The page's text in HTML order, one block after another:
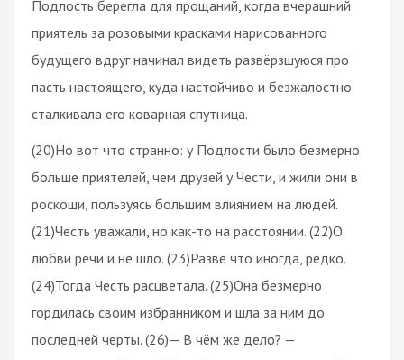
Подлость берегла для прощаний, когда вчерашний
приятель за розовыми красками нарисованного
будущего вдруг начинал видеть развёрзшуюся про
пасть настоящего, куда настойчиво и безжалостно
сталкивала его коварная спутница.
(20)Но вот что странно: у Подлости было безмерно
больше приятелей, чем друзей у Чести, и жили они в
роскоши, пользуясь большим влиянием на людей.
(21)Честь уважали, но как-то на расстоянии. (22)О
любви речи и не шло. (23)Разве что иногда, редко.
(24)Тогда Честь расцветала. (25)Она безмерно
гордилась своим избранником и шла за ним до
последней черты. (26)— В чём же дело? —